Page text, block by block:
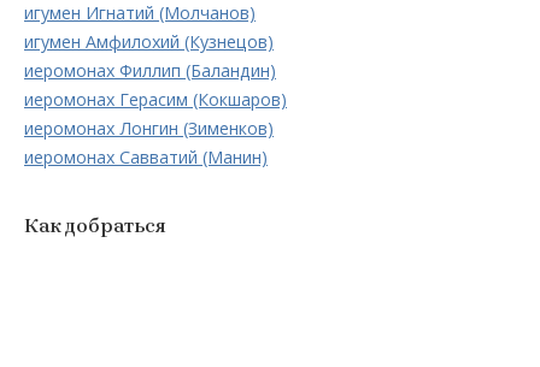
игумен Игнатий (Молчанов)
игумен Амфилохий (Кузнецов)
иеромонах Филлип (Баландин)
иеромонах Герасим (Кокшаров)
иеромонах Лонгин (Зименков)
иеромонах Савватий (Манин)
Как добраться